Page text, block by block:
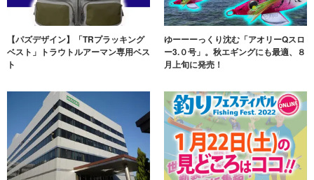
【パズデザイン】「TRプラッキング
ベスト」トラウトルアーマン専用ベス
ト
ゆーーーっくり沈む「アオリーQスロ
ー3.０号」。秋エギングにも最適、８
月上旬に発売！